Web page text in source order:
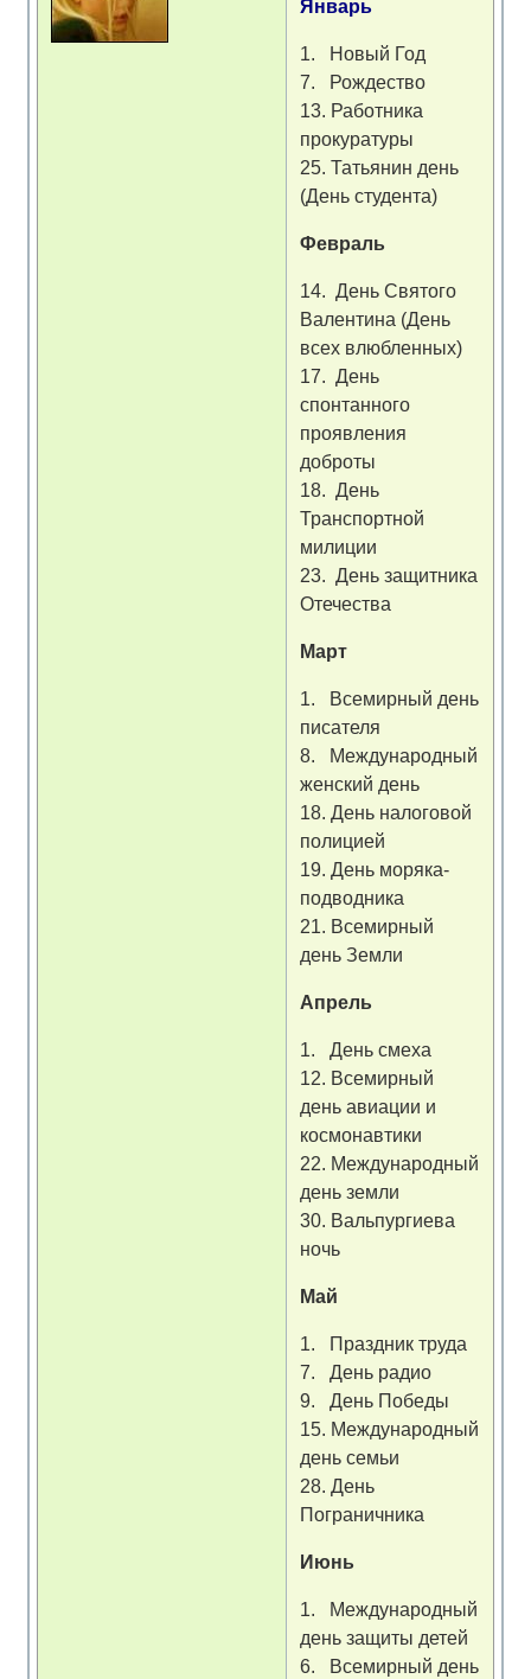
Январь
1. Новый Год
7. Рождество
13. Работника
прокуратуры
25. Татьянин день
(День студента)
Февраль
14. День Святого
Валентина (День
всех влюбленных)
17. День
спонтанного
проявления
доброты
18. День
Транспортной
милиции
23. День защитника
Отечества
Март
1. Всемирный день
писателя
8. Международный
женский день
18. День налоговой
полицией
19. День моряка-
подводника
21. Всемирный
день Земли
Апрель
1. День смеха
12. Всемирный
день авиации и
космонавтики
22. Международный
день земли
30. Вальпургиева
ночь
Май
1. Праздник труда
7. День радио
9. День Победы
15. Международный
день семьи
28. День
Пограничника
Июнь
1. Международный
день защиты детей
6. Всемирный день